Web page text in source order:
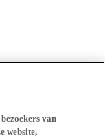
van
website,